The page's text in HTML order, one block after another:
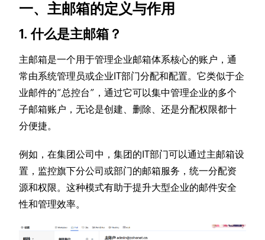
一、主邮箱的定义与作用
1. 什么是主邮箱？
主邮箱是一个用于管理企业邮箱体系核心的账户，通
常由系统管理员或企业IT部门分配和配置。它类似于企
业邮件的“总控台”，通过它可以集中管理企业的多个
子邮箱账户，无论是创建、删除、还是分配权限都十
分便捷。
例如，在集团公司中，集团的IT部门可以通过主邮箱设
置，监控旗下分公司或部门的邮箱服务，统一分配资
源和权限。这种模式有助于提升大型企业的邮件安全
性和管理效率。